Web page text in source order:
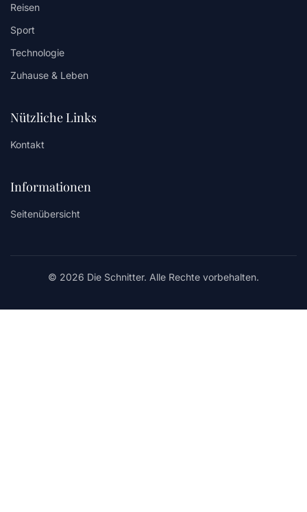
Reisen
Sport
Technologie
Zuhause & Leben
Nützliche Links
Kontakt
Informationen
Seitenübersicht
© 2026 Die Schnitter. Alle Rechte vorbehalten.